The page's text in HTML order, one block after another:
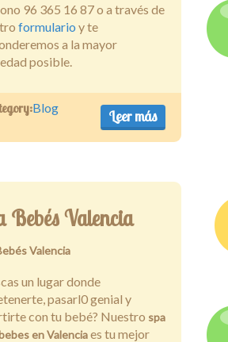
96 365 16 87 o a través de
formulario y te
a la mayor
posible.
Leer más
Blog
Bebés Valencia
Valencia
un lugar donde
pasarl0 genial y
con tu bebé? Nuestro spa
en Valenciaes tu mejor